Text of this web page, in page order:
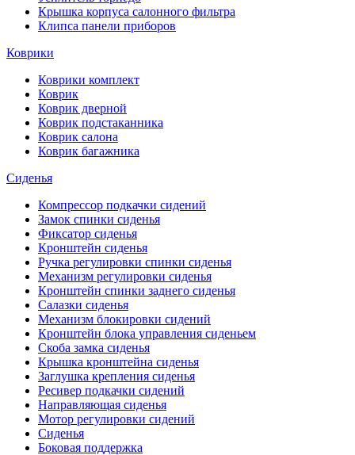
Крышка корпуса салонного фильтра
Клипса панели приборов
Коврики
Коврики комплект
Коврик
Коврик дверной
Коврик подстаканника
Коврик салона
Коврик багажника
Сиденья
Компрессор подкачки сидений
Замок спинки сиденья
Фиксатор сиденья
Кронштейн сиденья
Ручка регулировки спинки сиденья
Механизм регулировки сиденья
Кронштейн спинки заднего сиденья
Салазки сиденья
Механизм блокировки сидений
Кронштейн блока управления сиденьем
Скоба замка сиденья
Крышка кронштейна сиденья
Заглушка крепления сиденья
Ресивер подкачки сидений
Направляющая сиденья
Мотор регулировки сидений
Сиденья
Боковая поддержка